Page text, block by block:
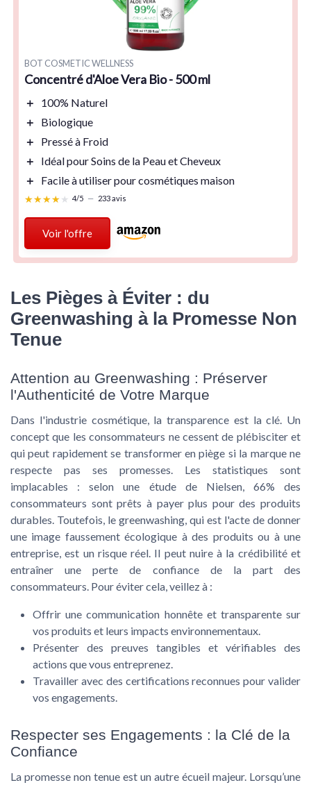
BOT COSMETIC WELLNESS
Concentré d'Aloe Vera Bio - 500 ml
＋
100% Naturel
＋
Biologique
＋
Pressé à Froid
＋
Idéal pour Soins de la Peau et Cheveux
＋
Facile à utiliser pour cosmétiques maison
★★★★★
★★★★★ 4/5 — 233 avis
Voir l'offre
Les Pièges à Éviter : du
Greenwashing à la Promesse Non
Tenue
Attention au Greenwashing : Préserver
l'Authenticité de Votre Marque
Dans l'industrie cosmétique, la transparence est la clé. Un
concept que les consommateurs ne cessent de plébisciter et
qui peut rapidement se transformer en piège si la marque ne
respecte pas ses promesses. Les statistiques sont
implacables : selon une étude de Nielsen, 66% des
consommateurs sont prêts à payer plus pour des produits
durables. Toutefois, le greenwashing, qui est l'acte de donner
une image faussement écologique à des produits ou à une
entreprise, est un risque réel. Il peut nuire à la crédibilité et
entraîner une perte de confiance de la part des
consommateurs. Pour éviter cela, veillez à :
Offrir une communication honnête et transparente sur
vos produits et leurs impacts environnementaux.
Présenter des preuves tangibles et vérifiables des
actions que vous entreprenez.
Travailler avec des certifications reconnues pour valider
vos engagements.
Respecter ses Engagements : la Clé de la
Confiance
La promesse non tenue est un autre écueil majeur. Lorsqu’une